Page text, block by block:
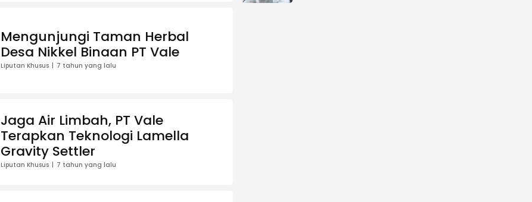
Mengunjungi Taman Herbal
Desa Nikkel Binaan PT Vale
Liputan Khusus 7 tahun yang lalu
Jaga Air Limbah, PT Vale
Terapkan Teknologi Lamella
Gravity Settler
Liputan Khusus 7 tahun yang lalu